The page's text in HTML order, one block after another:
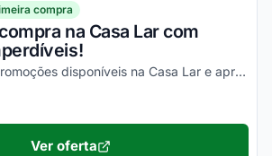
compra
na Casa Lar com
Confira todas as promoções disponíveis na Casa Lar e aproveite com as melhores vantagens!
funcionou
Ver oferta